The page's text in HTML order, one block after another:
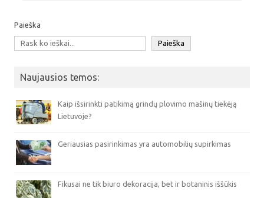
Paieška
Paieška
Naujausios temos:
Kaip išsirinkti patikimą grindų plovimo mašinų tiekėją
Lietuvoje?
Geriausias pasirinkimas yra automobilių supirkimas
Fikusai ne tik biuro dekoracija, bet ir botaninis iššūkis